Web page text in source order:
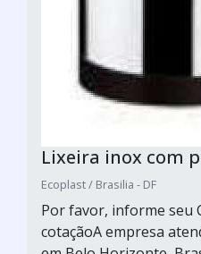
Lixeira inox com
Ecoplast / Brasilia - DF
Por favor, informe seu
cotaçãoA empresa